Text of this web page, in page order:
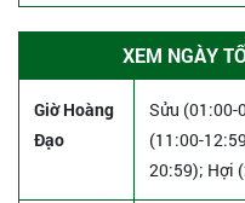
XEM NGÀY
Giờ Hoàng
Đạo
Sửu (01:00-
(11:00-
20:59); Hợi